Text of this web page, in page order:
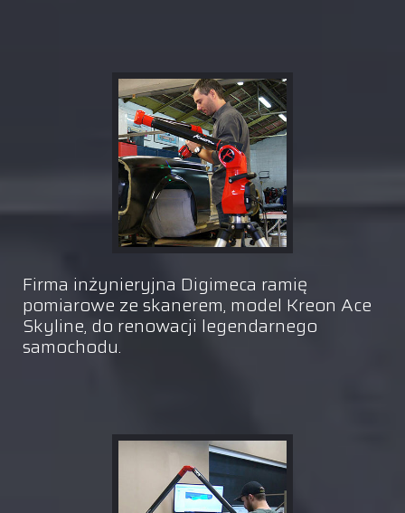
Firma inżynieryjna Digimeca ramię
pomiarowe ze skanerem, model Kreon Ace
Skyline, do renowacji legendarnego
samochodu.